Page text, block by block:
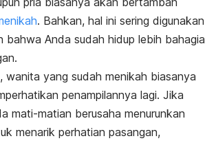
. Bahkan, hal ini sering digunakan
bahwa Anda sudah hidup lebih bahagia
wanita yang sudah menikah biasanya
penampilannya lagi. Jika
mati-matian berusaha menurunkan
menarik perhatian pasangan,